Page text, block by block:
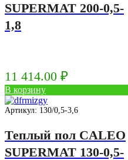
SUPERMAT 200-0,5-
1,8
11 414.00 ₽
В корзину
Артикул: 130/0,5-3,6
Теплый пол CALEO
SUPERMAT 130-0,5-